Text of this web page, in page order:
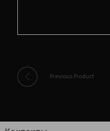
Previous Product